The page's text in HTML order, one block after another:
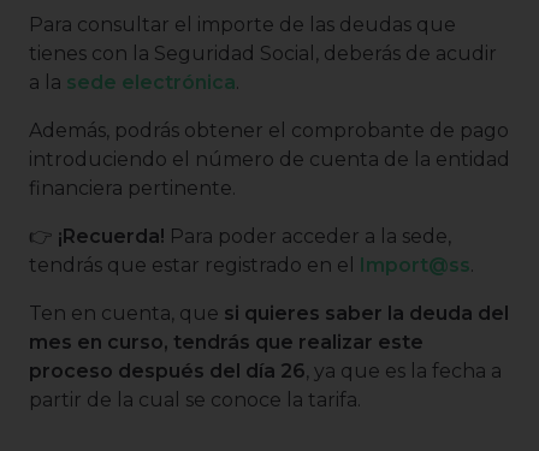
Para consultar el importe de las deudas que
tienes con la Seguridad Social, deberás de acudir
a la sede electrónica.
Además, podrás obtener el comprobante de pago
introduciendo el número de cuenta de la entidad
financiera pertinente.
👉 ¡Recuerda! Para poder acceder a la sede,
tendrás que estar registrado en el Import@ss.
Ten en cuenta, que si quieres saber la deuda del
mes en curso, tendrás que realizar este
proceso después del día 26, ya que es la fecha a
partir de la cual se conoce la tarifa.